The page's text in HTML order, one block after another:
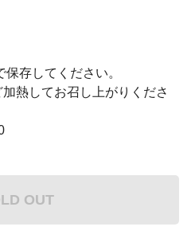
存してください。
熱してお召し上がりくださ
OUT